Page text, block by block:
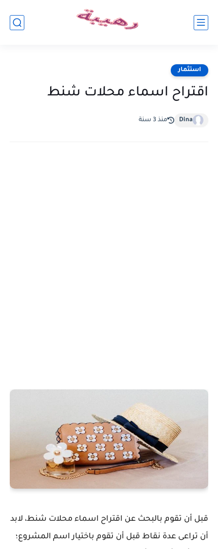
استثمار
اقتراح اسماء محلات شنط
Dina منذ 3 سنة
قبل أن تقوم بالبحث عن اقتراح اسماء محلات شنط، لابد
أن تراعى عدة نقاط قبل أن تقوم باختيار اسم المشروع؛